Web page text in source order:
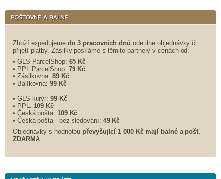
Zboží expedujeme do 3 pracovních dnů ode dne objednávky či
přijetí platby. Zásilky posíláme s těmito partnery v cenách od:
• GLS ParcelShop: 65 Kč
• PPL ParcelShop: 79 Kč
• Zásilkovna: 89 Kč
• Balíkovna: 99 Kč
• GLS kurýr: 99 Kč
• PPL: 109 Kč
• Česká pošta: 109 Kč
• Česká pošta - bez sledování: 49 Kč
Objednávky s hodnotou převyšující 1 000 Kč mají balné a pošt.
ZDARMA.